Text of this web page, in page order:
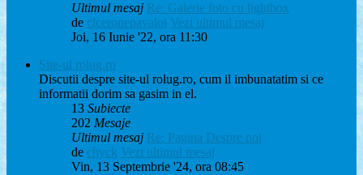
Ultimul mesaj Re: Galerie foto cu lightbox
de ciceronepavaloi Vezi ultimul mesaj
Joi, 16 Iunie '22, ora 11:30
Site-ul rolug.ro
Discutii despre site-ul rolug.ro, cum il imbunatatim si ce
informatii dorim sa gasim in el.
13 Subiecte
202 Mesaje
Ultimul mesaj Re: Pagina Despre noi
de chyck Vezi ultimul mesaj
Vin, 13 Septembrie '24, ora 08:45